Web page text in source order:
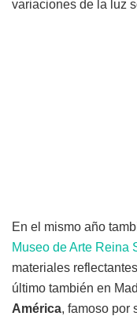
variaciones de la luz
En el mismo año
Museo de Arte Reina
materiales
último también en
América, famoso por